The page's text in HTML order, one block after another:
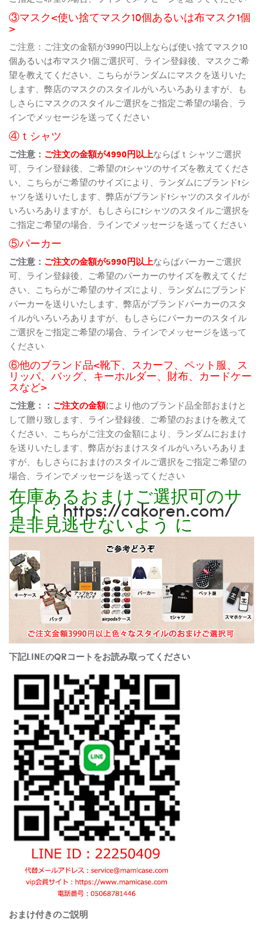
③マスク<使い捨てマスク10個あるいは布マスク1個
>
ご注意：ご注文の金額が3990円以上ならば使い捨てマスク10
個あるいは布マスク1個ご選択可、ライン登録後、マスクご希
望を教えてください、こちらがランダムにマスクを送りいた
します、弊店のマスクのスタイルがいろいろありますが、も
しさらにマスクのスタイルご選択をご指定ご希望の場合、ラ
インでメッセージを送ってください
④ｔシャツ
ご注意： ご注文の金額が4990円以上ならばｔシャツご選択
可、ライン登録後、ご希望のtシャツのサイズを教えてくださ
い、こちらがご希望のサイズにより、ランダムにブランドtシ
ャツを送りいたします、弊店がブランドtシャツのスタイルが
いろいろありますが、もしさらにtシャツのスタイルご選択を
ご指定ご希望の場合、ラインでメッセージを送ってください
⑤パーカー
ご注意： ご注文の金額が5990円以上ならばパーカーご選択
可、ライン登録後、ご希望のパーカーのサイズを教えてくだ
さい、こちらがご希望のサイズにより、ランダムにブランド
パーカーを送りいたします、弊店がブランドパーカーのスタ
イルがいろいろありますが、もしさらにパーカーのスタイル
ご選択をご指定ご希望の場合、ラインでメッセージを送って
ください
⑥他のブランド品<靴下、スカーフ、ペット服、ス
リッパ、バッグ、キーホルダー、財布、カードケー
スなど>
ご注意：： ご注文の金額により他のブランド品全部おまけと
して贈り致します、ライン登録後、ご希望のおまけを教えて
ください、こちらがご注文の金額により、ランダムにおまけ
を送りいたします、弊店がおまけスタイルがいろいろありま
すが、もしさらにおまけのスタイルご選択をご指定ご希望の
場合、ラインでメッセージを送ってください
在庫あるおまけご選択可のサ
イト：https://cakoren.com/
是非見逃せないよう に
下記LINEのQRコートをお読み取ってください
おまけ付きのご説明